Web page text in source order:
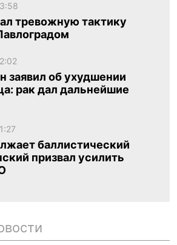
тревожную тактику
заявил об ухудшении
рак дал дальнейшие
баллистический
призвал усилить